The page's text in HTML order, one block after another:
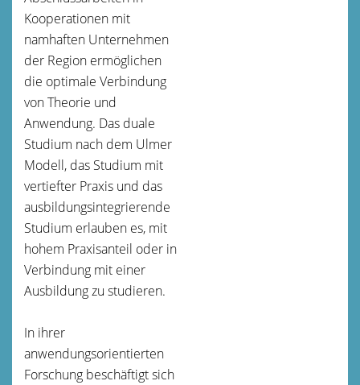
Kooperationen mit
namhaften Unternehmen
der Region ermöglichen
die optimale Verbindung
von Theorie und
Anwendung. Das duale
Studium nach dem Ulmer
Modell, das Studium mit
vertiefter Praxis und das
ausbildungsintegrierende
Studium erlauben es, mit
hohem Praxisanteil oder in
Verbindung mit einer
Ausbildung zu studieren.
In ihrer
anwendungsorientierten
Forschung beschäftigt sich